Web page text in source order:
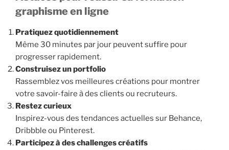
graphisme en ligne
Pratiquez quotidiennement
Même 30 minutes par jour peuvent suffire pour
progresser rapidement.
Construisez un portfolio
Rassemblez vos meilleures créations pour montrer
votre savoir-faire à des clients ou recruteurs.
Restez curieux
Inspirez-vous des tendances actuelles sur Behance,
Dribbble ou Pinterest.
Participez à des challenges créatifs